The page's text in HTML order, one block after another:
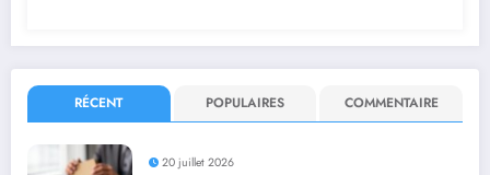
RÉCENT POPULAIRES COMMENTAIRE
20 juillet 2026